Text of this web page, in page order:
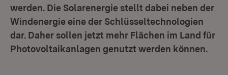
werden. Die Solarenergie stellt dabei neben der
Windenergie eine der Schlüsseltechnologien
dar. Daher sollen jetzt mehr Flächen im Land für
Photovoltaikanlagen genutzt werden können.